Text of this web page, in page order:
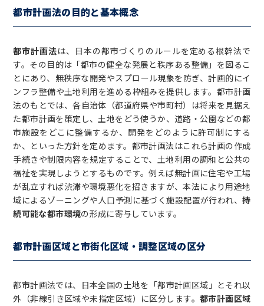
都市計画法の目的と基本概念
都市計画法は、日本の都市づくりのルールを定める根幹法で
す。その目的は「都市の健全な発展と秩序ある整備」を図るこ
とにあり、無秩序な開発やスプロール現象を防ぎ、計画的にイ
ンフラ整備や土地利用を進める枠組みを提供します。都市計画
法のもとでは、各自治体（都道府県や市町村）は将来を見据え
た都市計画を策定し、土地をどう使うか、道路・公園などの都
市施設をどこに整備するか、開発をどのように許可制にする
か、といった方針を定めます。都市計画法はこれら計画の作成
手続きや制限内容を規定することで、土地利用の調和と公共の
福祉を実現しようとするものです。例えば無計画に住宅や工場
が乱立すれば渋滞や環境悪化を招きますが、本法により用途地
域によるゾーニングや人口予測に基づく施設配置が行われ、持
続可能な都市環境の形成に寄与しています。
都市計画区域と市街化区域・調整区域の区分
都市計画法では、日本全国の土地を「都市計画区域」とそれ以
外（非線引き区域や未指定区域）に区分します。都市計画区域